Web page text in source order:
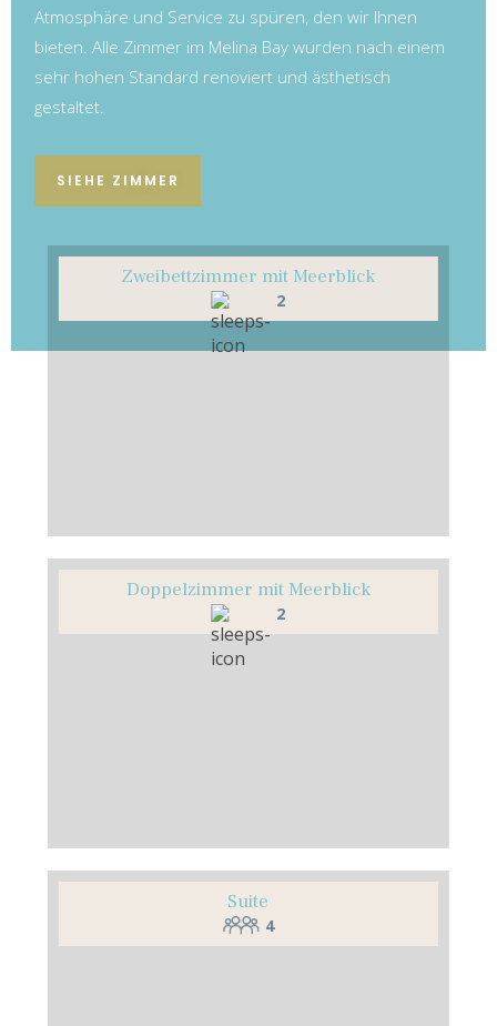
Atmosphäre und Service zu spüren, den wir Ihnen
bieten. Alle Zimmer im Melina Bay wurden nach einem
sehr hohen Standard renoviert und ästhetisch
gestaltet.
SIEHE ZIMMER
Zweibettzimmer mit Meerblick
2
Doppelzimmer mit Meerblick
2
Suite
4